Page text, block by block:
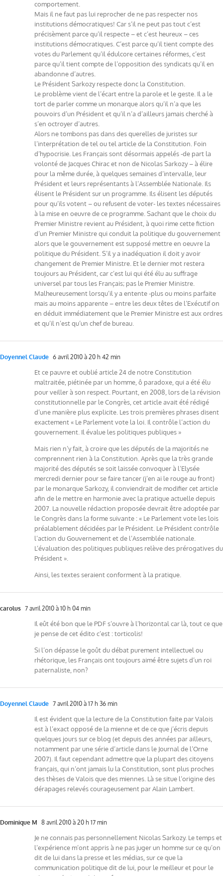
comportement.
Mais il ne faut pas lui reprocher de ne pas respecter nos
institutions démocratiques! Car s’il ne peut pas tout c’est
précisèment parce qu’il respecte – et c’est heureux – ces
institutions démocratiques. C’est parce qu’il tient compte des
votes du Parlement qu’il édulcore certaines réformes, c’est
parce qu’il tient compte de l’opposition des syndicats qu’il en
abandonne d’autres.
Le Président Sarkozy respecte donc la Constitution.
Le problème vient de l’écart entre la parole et le geste. Il a le
tort de parler comme un monarque alors qu’il n’a que les
pouvoirs d’un Président et qu’il n’a d’ailleurs jamais cherché à
s’en octroyer d’autres.
Alors ne tombons pas dans des querelles de juristes sur
l’interprétation de tel ou tel article de la Constitution. Foin
d’hypocrisie. Les Français sont désormais appelés -de part la
volonté de Jacques Chirac et non de Nicolas Sarkozy – à élire
pour la même durée, à quelques semaines d’intervalle, leur
Président et leurs représentants à l’Assemblée Nationale. Ils
élisent le Président sur un programme. Ils élisent les députés
pour qu’ils votent – ou refusent de voter- les textes nécessaires
à la mise en oeuvre de ce programme. Sachant que le choix du
Premier Ministre revient au Président, à quoi rime cette fiction
d’un Premier Ministre qui conduit la politique du gouvernement
alors que le gouvernement est supposé mettre en oeuvre la
politique du Président. S’il y a inadéquation il doit y avoir
changement de Premier Ministre. Et le dernier mot restera
toujours au Président, car c’est lui qui été élu au suffrage
universel par tous les Français; pas le Premier Ministre.
Malheureusement lorsqu’il y a entente -plus ou moins parfaite
mais au moins apparente – entre les deux têtes de l’Exécutif on
en déduit immédiatement que le Premier Ministre est aux ordres
et qu’il n’est qu’un chef de bureau.
Doyennel Claude 6 avril 2010 à 20 h 42 min
Et ce pauvre et oublié article 24 de notre Constitution
maltraitée, piétinée par un homme, ô paradoxe, qui a été élu
pour veiller à son respect. Pourtant, en 2008, lors de la révision
constitutionnelle par le Congrès, cet article avait été rédigé
d’une manière plus explicite. Les trois premières phrases disent
exactement « Le Parlement vote la loi. Il contrôle l’action du
gouvernement. Il évalue les politiques publiques »
Mais rien n’y fait, à croire que les députés de la majorités ne
comprennent rien à la Constitution. Après que la très grande
majorité des députés se soit laissée convoquer à l’Elysée
mercredi dernier pour se faire tancer (j’en ai le rouge au front)
par le monarque Sarkozy, il conviendrait de modifier cet article
afin de le mettre en harmonie avec la pratique actuelle depuis
2007. La nouvelle rédaction proposée devrait être adoptée par
le Congrès dans la forme suivante : « Le Parlement vote les lois
préalablement décidées par le Président. Le Président contrôle
l’action du Gouvernement et de l’Assemblée nationale.
L’évaluation des politiques publiques relève des prérogatives du
Président ».
Ainsi, les textes seraient conforment à la pratique.
carolus 7 avril 2010 à 10 h 04 min
Il eût été bon que le PDF s’ouvre à l’horizontal car là, tout ce que
je pense de cet édito c’est : torticolis!
Si l’on dépasse le goût du débat purement intellectuel ou
rhétorique, les Français ont toujours aimé être sujets d’un roi
paternaliste, non?
Doyennel Claude 7 avril 2010 à 17 h 36 min
Il est évident que la lecture de la Constitution faite par Valois
est à l’exact opposé de la mienne et de ce que j’écris depuis
quelques jours sur ce blog (et depuis des années par ailleurs,
notamment par une série d’article dans le Journal de l’Orne
2007). Il faut cependant admettre que la plupart des citoyens
français, qui n’ont jamais lu la Constitution, sont plus proches
des thèses de Valois que des miennes. Là se situe l’origine des
dérapages relevés courageusement par Alain Lambert.
Dominique M 8 avril 2010 à 20 h 17 min
Je ne connais pas personnellement Nicolas Sarkozy. Le temps et
l’expérience m’ont appris à ne pas juger un homme sur ce qu’on
dit de lui dans la presse et les médias, sur ce que la
communication politique dit de lui, pour le meilleur et pour le